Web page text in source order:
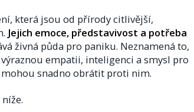
která jsou od přírody citlivější,
Jejich emoce, představivost a potřeba
živná půda pro paniku. Neznamená to,
empatii, inteligenci a smysl pro
mohou snadno obrátit proti nim.